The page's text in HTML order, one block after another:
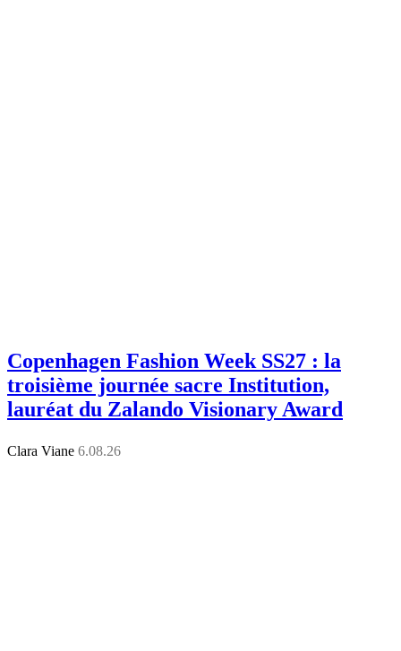
Copenhagen Fashion Week SS27 : la
troisième journée sacre Institution,
lauréat du Zalando Visionary Award
Clara Viane 6.08.26